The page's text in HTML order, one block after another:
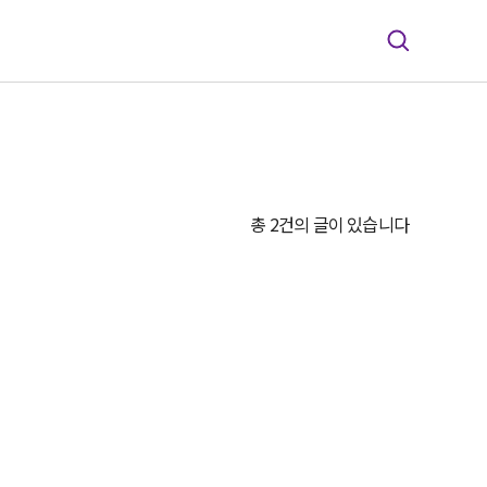
총 2건의 글이 있습니다